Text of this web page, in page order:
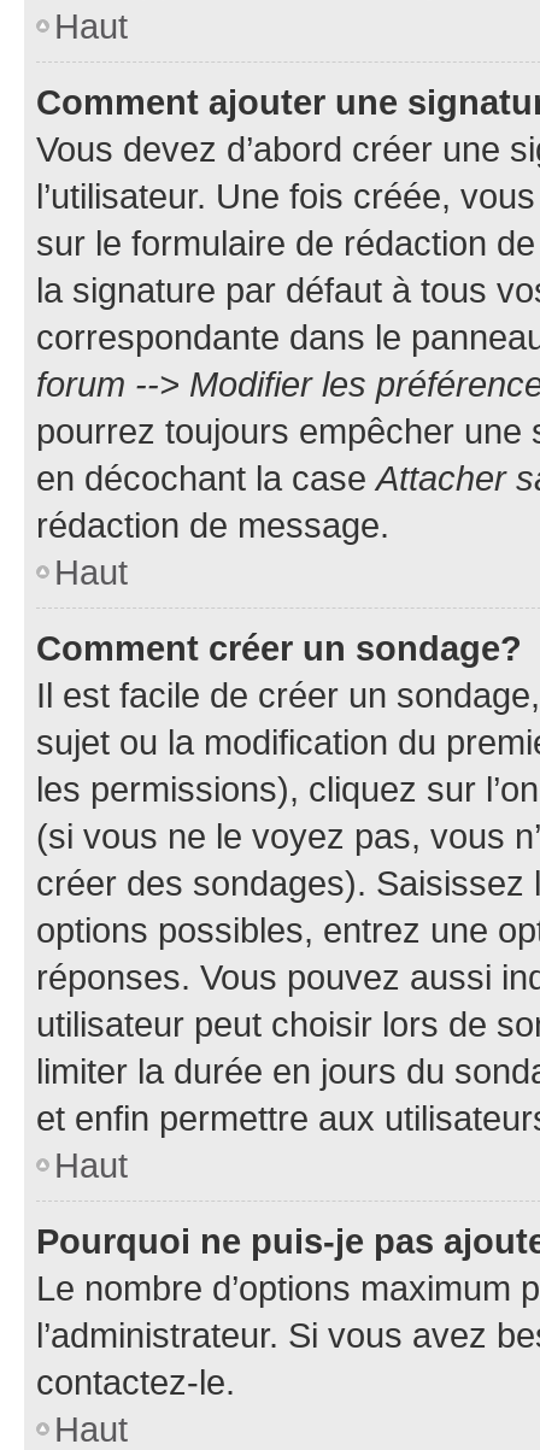
Haut
Comment ajouter une
Vous devez d’abord créer une
l’utilisateur. Une fois créée,
sur le formulaire de rédaction
la signature par défaut à tous
correspondante dans le
forum --> Modifier les
pourrez toujours empêcher une
en décochant la caseAttacher
rédaction de message.
Haut
Comment créer un sondage?
Il est facile de créer un
sujet ou la modification du
les permissions), cliquez sur
(si vous ne le voyez pas, vous
créer des sondages).
options possibles, entrez une
réponses. Vous pouvez aussi
utilisateur peut choisir lors de
limiter la durée en jours du
et enfin permettre aux
Haut
Pourquoi ne puis-je pas
Le nombre d’options maximum
l’administrateur. Si vous avez
contactez-le.
Haut